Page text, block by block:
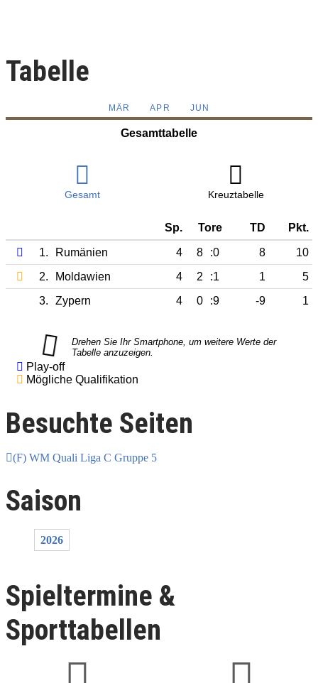
Tabelle
MÄR APR JUN
Gesamttabelle
Gesamt Kreuztabelle
Sp. Tore TD Pkt.
1. Rumänien 4 8 :0 8
10
2.
Moldawien 4 2 :1 1
5
3.
Zypern 4 0 :9 -9 1
Play-off
Mögliche Qualifikation
Besuchte Seiten
(F) WM Quali Liga C Gruppe 5
Saison
2026
Spieltermine &
Sporttabellen